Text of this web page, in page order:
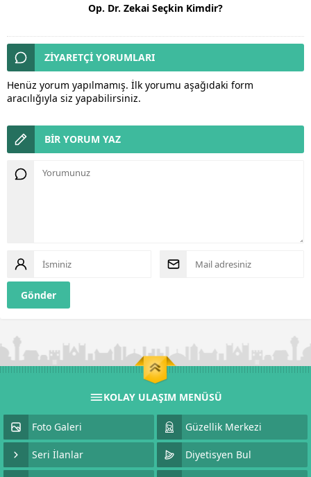
Op. Dr. Zekai Seçkin Kimdir?
ZİYARETÇİ YORUMLARI
Henüz yorum yapılmamış. İlk yorumu aşağıdaki form
aracılığıyla siz yapabilirsiniz.
BİR YORUM YAZ
KOLAY ULAŞIM MENÜSÜ
Foto Galeri Güzellik Merkezi
Seri İlanlar Diyetisyen Bul